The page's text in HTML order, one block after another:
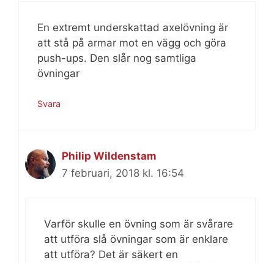
En extremt underskattad axelövning är
att stå på armar mot en vägg och göra
push-ups. Den slår nog samtliga
övningar
Svara
Philip Wildenstam
7 februari, 2018 kl. 16:54
Varför skulle en övning som är svårare
att utföra slå övningar som är enklare
att utföra? Det är säkert en